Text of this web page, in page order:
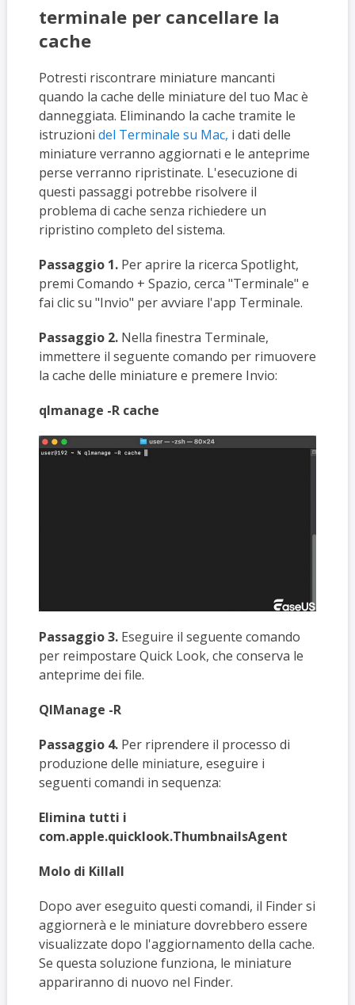
terminale per cancellare la
cache
Potresti riscontrare miniature mancanti
quando la cache delle miniature del tuo Mac è
danneggiata. Eliminando la cache tramite le
istruzioni del Terminale su Mac, i dati delle
miniature verranno aggiornati e le anteprime
perse verranno ripristinate. L'esecuzione di
questi passaggi potrebbe risolvere il
problema di cache senza richiedere un
ripristino completo del sistema.
Passaggio 1.Per aprire la ricerca Spotlight,
premi Comando + Spazio, cerca "Terminale" e
fai clic su "Invio" per avviare l'app Terminale.
Passaggio 2.Nella finestra Terminale,
immettere il seguente comando per rimuovere
la cache delle miniature e premere Invio:
qlmanage -R cache
Passaggio 3.Eseguire il seguente comando
per reimpostare Quick Look, che conserva le
anteprime dei file.
QlManage -R
Passaggio 4.Per riprendere il processo di
produzione delle miniature, eseguire i
seguenti comandi in sequenza:
Elimina tutti i
com.apple.quicklook.ThumbnailsAgent
Molo di Killall
Dopo aver eseguito questi comandi, il Finder si
aggiornerà e le miniature dovrebbero essere
visualizzate dopo l'aggiornamento della cache.
Se questa soluzione funziona, le miniature
appariranno di nuovo nel Finder.